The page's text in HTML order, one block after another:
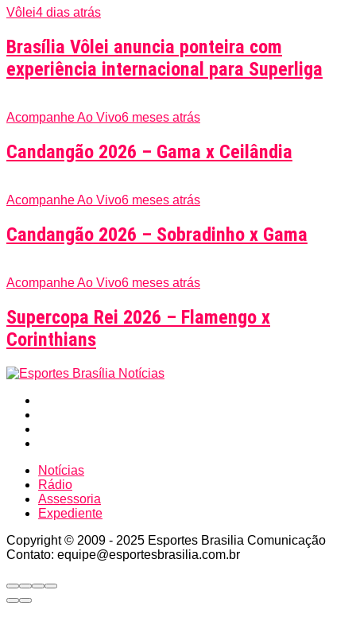
Vôlei4 dias atrás
Brasília Vôlei anuncia ponteira com
experiência internacional para Superliga
Acompanhe Ao Vivo6 meses atrás
Candangão 2026 – Gama x Ceilândia
Acompanhe Ao Vivo6 meses atrás
Candangão 2026 – Sobradinho x Gama
Acompanhe Ao Vivo6 meses atrás
Supercopa Rei 2026 – Flamengo x
Corinthians
Notícias
Rádio
Assessoria
Expediente
Copyright © 2009 - 2025 Esportes Brasilia Comunicação
Contato: equipe@esportesbrasilia.com.br